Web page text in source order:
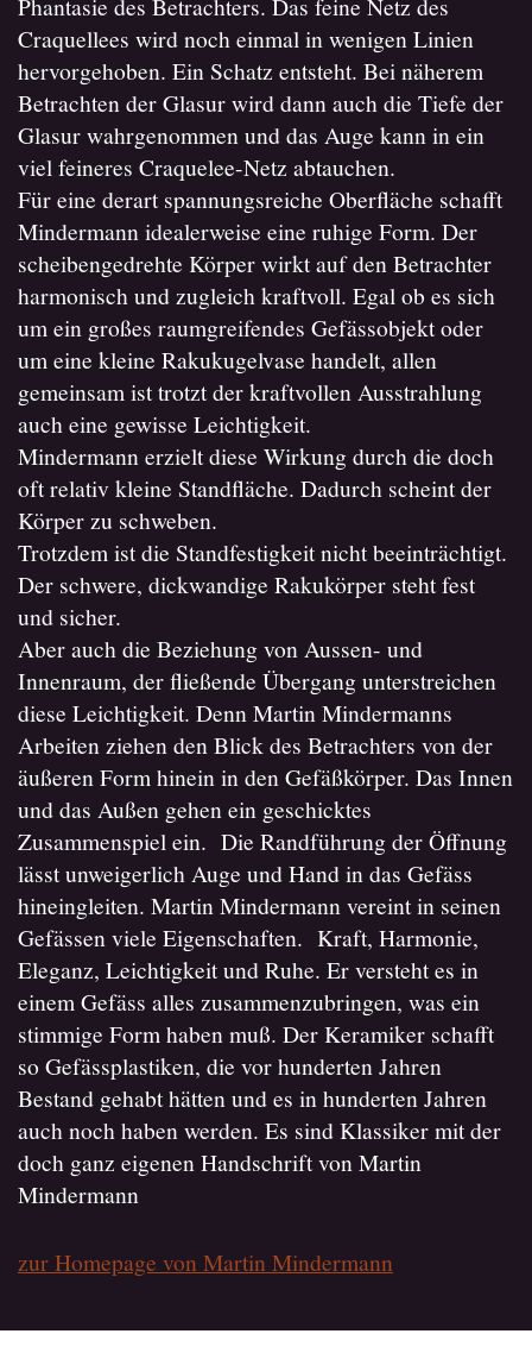
Phantasie des Betrachters. Das feine Netz des
Craquellees wird noch einmal in wenigen Linien
hervorgehoben. Ein Schatz entsteht. Bei näherem
Betrachten der Glasur wird dann auch die Tiefe der
Glasur wahrgenommen und das Auge kann in ein
viel feineres Craquelee-Netz abtauchen.
Für eine derart spannungsreiche Oberfläche schafft
Mindermann idealerweise eine ruhige Form. Der
scheibengedrehte Körper wirkt auf den Betrachter
harmonisch und zugleich kraftvoll. Egal ob es sich
um ein großes raumgreifendes Gefässobjekt oder
um eine kleine Rakukugelvase handelt, allen
gemeinsam ist trotzt der kraftvollen Ausstrahlung
auch eine gewisse Leichtigkeit.
Mindermann erzielt diese Wirkung durch die doch
oft relativ kleine Standfläche. Dadurch scheint der
Körper zu schweben.
Trotzdem ist die Standfestigkeit nicht beeinträchtigt.
Der schwere, dickwandige Rakukörper steht fest
und sicher.
Aber auch die Beziehung von Aussen- und
Innenraum, der fließende Übergang unterstreichen
diese Leichtigkeit. Denn Martin Mindermanns
Arbeiten ziehen den Blick des Betrachters von der
äußeren Form hinein in den Gefäßkörper. Das Innen
und das Außen gehen ein geschicktes
Zusammenspiel ein. Die Randführung der Öffnung
lässt unweigerlich Auge und Hand in das Gefäss
hineingleiten. Martin Mindermann vereint in seinen
Gefässen viele Eigenschaften. Kraft, Harmonie,
Eleganz, Leichtigkeit und Ruhe. Er versteht es in
einem Gefäss alles zusammenzubringen, was ein
stimmige Form haben muß. Der Keramiker schafft
so Gefässplastiken, die vor hunderten Jahren
Bestand gehabt hätten und es in hunderten Jahren
auch noch haben werden. Es sind Klassiker mit der
doch ganz eigenen Handschrift von Martin
Mindermann
zur Homepage von Martin Mindermann